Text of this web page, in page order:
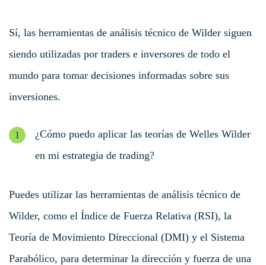
Sí, las herramientas de análisis técnico de Wilder siguen
siendo utilizadas por traders e inversores de todo el
mundo para tomar decisiones informadas sobre sus
inversiones.
¿Cómo puedo aplicar las teorías de Welles Wilder
en mi estrategia de trading?
Puedes utilizar las herramientas de análisis técnico de
Wilder, como el Índice de Fuerza Relativa (RSI), la
Teoría de Movimiento Direccional (DMI) y el Sistema
Parabólico, para determinar la dirección y fuerza de una